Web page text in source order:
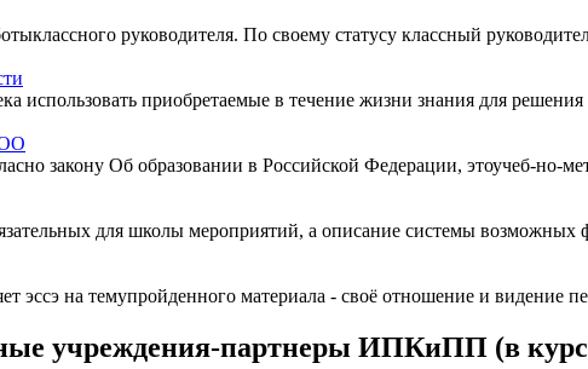
руководителя. По своему статусу классный
использовать приобретаемые в течение жизни знания для
закону Об образовании в Российской Федерации, этоучеб-но-
для школы мероприятий, а описание системы
эссэ на темупройденного материала - своё отношение и видение
учреждения-партнеры ИПКиПП (в